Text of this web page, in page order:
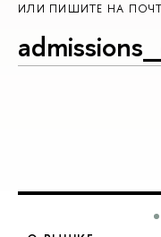
ИЛИ ПИШИТЕ НА